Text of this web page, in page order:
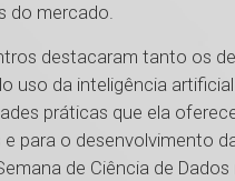
do mercado.
destacaram tanto os
uso da inteligência
práticas que ela
e para o desenvolvimento
de Ciência de